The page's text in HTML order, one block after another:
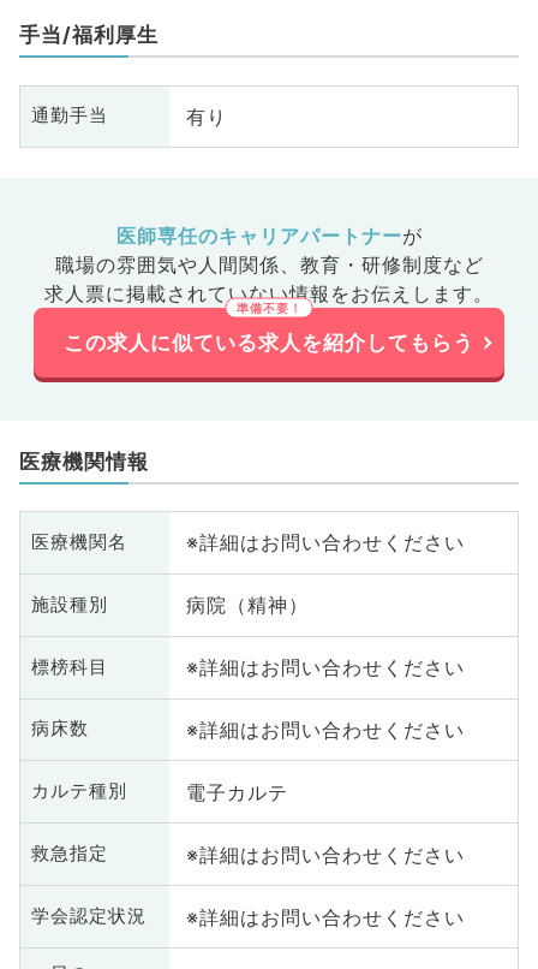
手当/福利厚生
通勤手当 有り
医師専任のキャリアパートナーが
職場の雰囲気や人間関係、 教育・研修制度など
求人票に掲載されていない情報をお伝えします。
この求人に似ている求人を紹介してもらう
医療機関情報
医療機関名 ※詳細はお問い合わせください
施設種別 病院（精神）
標榜科目 ※詳細はお問い合わせください
病床数 ※詳細はお問い合わせください
カルテ種別 電子カルテ
救急指定 ※詳細はお問い合わせください
学会認定状況 ※詳細はお問い合わせください